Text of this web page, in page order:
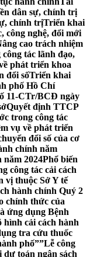
dân sự, chính trị
chính trịTriển khai
công nghệ, đổi mới
cao trách nhiệm
tác lãnh đạo,
phát triển khoa
đổi sốTriển khai
phố Hồ Chí
11-CTr/BCĐ ngày
Quyết định TTCP
trong công tác
vụ về phát triển
đổi số của cơ
chính năm
năm 2024Phổ biến
công tác cải cách
vị thuộc Sở Y tế
hành chính Quý 2
chính thức của
ứng dụng Bệnh
hình cải cách hành
tra cứu thuốc
phố””Lễ công
toán ngân sách